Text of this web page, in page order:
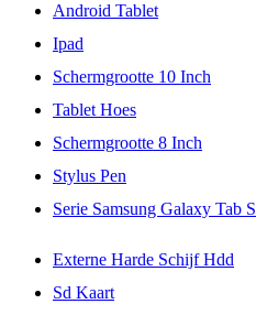
Android Tablet
Ipad
Schermgrootte 10 Inch
Tablet Hoes
Schermgrootte 8 Inch
Stylus Pen
Serie Samsung Galaxy Tab S
Externe Harde Schijf Hdd
Sd Kaart